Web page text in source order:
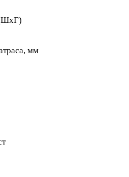
(ШхГ)
мм